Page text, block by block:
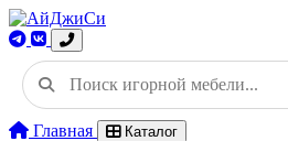
Главная
Каталог